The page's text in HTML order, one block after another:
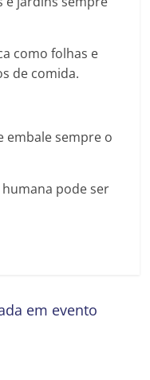
como folhas e
de comida.
embale sempre o
pode ser
em evento